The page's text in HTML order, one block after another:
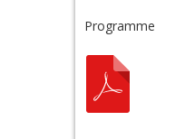
Programme